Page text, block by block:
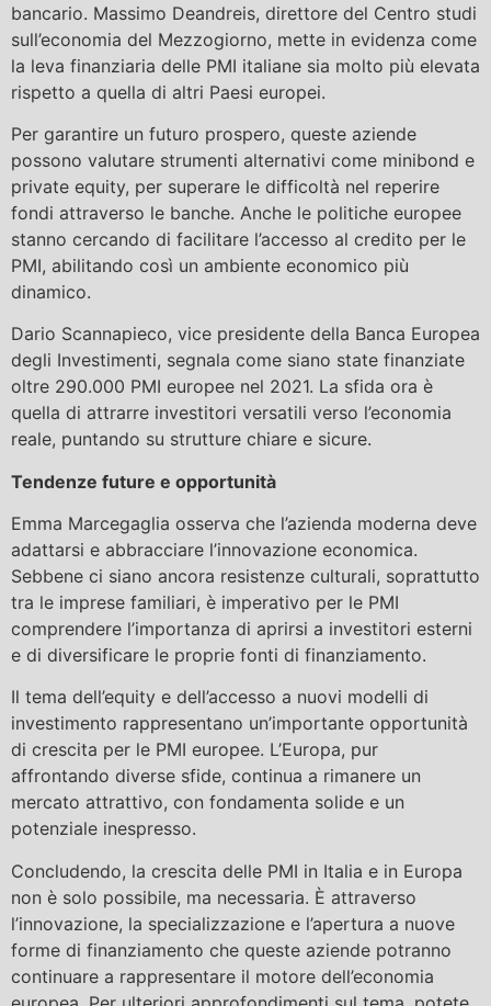
bancario. Massimo Deandreis, direttore del Centro studi
sull’economia del Mezzogiorno, mette in evidenza come
la leva finanziaria delle PMI italiane sia molto più elevata
rispetto a quella di altri Paesi europei.
Per garantire un futuro prospero, queste aziende
possono valutare strumenti alternativi come minibond e
private equity, per superare le difficoltà nel reperire
fondi attraverso le banche. Anche le politiche europee
stanno cercando di facilitare l’accesso al credito per le
PMI, abilitando così un ambiente economico più
dinamico.
Dario Scannapieco, vice presidente della Banca Europea
degli Investimenti, segnala come siano state finanziate
oltre 290.000 PMI europee nel 2021. La sfida ora è
quella di attrarre investitori versatili verso l’economia
reale, puntando su strutture chiare e sicure.
Tendenze future e opportunità
Emma Marcegaglia osserva che l’azienda moderna deve
adattarsi e abbracciare l’innovazione economica.
Sebbene ci siano ancora resistenze culturali, soprattutto
tra le imprese familiari, è imperativo per le PMI
comprendere l’importanza di aprirsi a investitori esterni
e di diversificare le proprie fonti di finanziamento.
Il tema dell’equity e dell’accesso a nuovi modelli di
investimento rappresentano un’importante opportunità
di crescita per le PMI europee. L’Europa, pur
affrontando diverse sfide, continua a rimanere un
mercato attrattivo, con fondamenta solide e un
potenziale inespresso.
Concludendo, la crescita delle PMI in Italia e in Europa
non è solo possibile, ma necessaria. È attraverso
l’innovazione, la specializzazione e l’apertura a nuove
forme di finanziamento che queste aziende potranno
continuare a rappresentare il motore dell’economia